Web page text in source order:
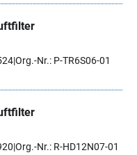
Org.-Nr.: P-TR6S06-01
Org.-Nr.: R-HD12N07-01